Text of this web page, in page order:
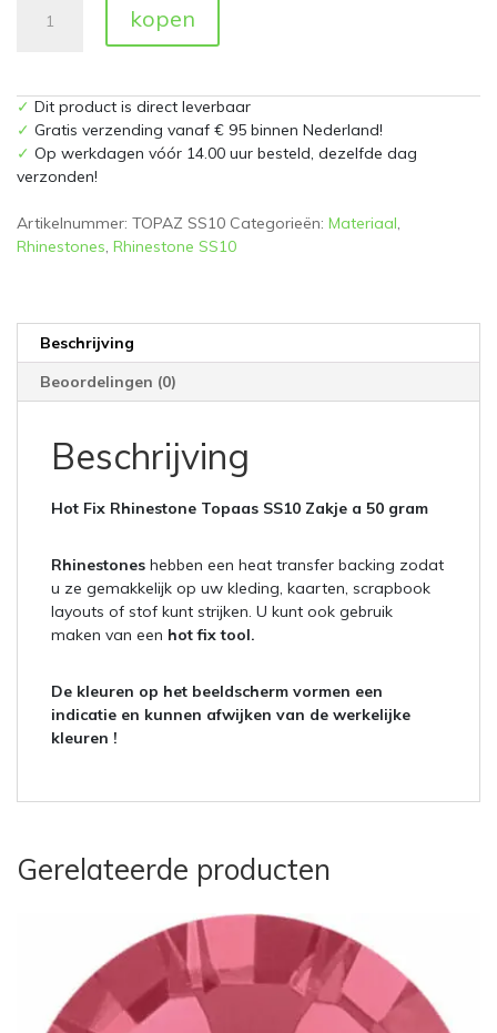
SS10
Zakje
gram
kopen
✓ Dit product is direct leverbaar
✓ Gratis verzending vanaf € 95 binnen Nederland!
✓ Op werkdagen vóór 14.00 uur besteld, dezelfde dag
verzonden!
Artikelnummer: TOPAZ SS10 Categorieën: Materiaal,
Rhinestones, Rhinestone SS10
Beschrijving
Beoordelingen (0)
Beschrijving
Hot Fix Rhinestone Topaas SS10 Zakje a 50 gram
Rhinestones hebben een heat transfer backing zodat
u ze gemakkelijk op uw kleding, kaarten, scrapbook
layouts of stof kunt strijken. U kunt ook gebruik
maken van een hot fix tool.
De kleuren op het beeldscherm vormen een
indicatie en kunnen afwijken van de werkelijke
kleuren !
Gerelateerde producten